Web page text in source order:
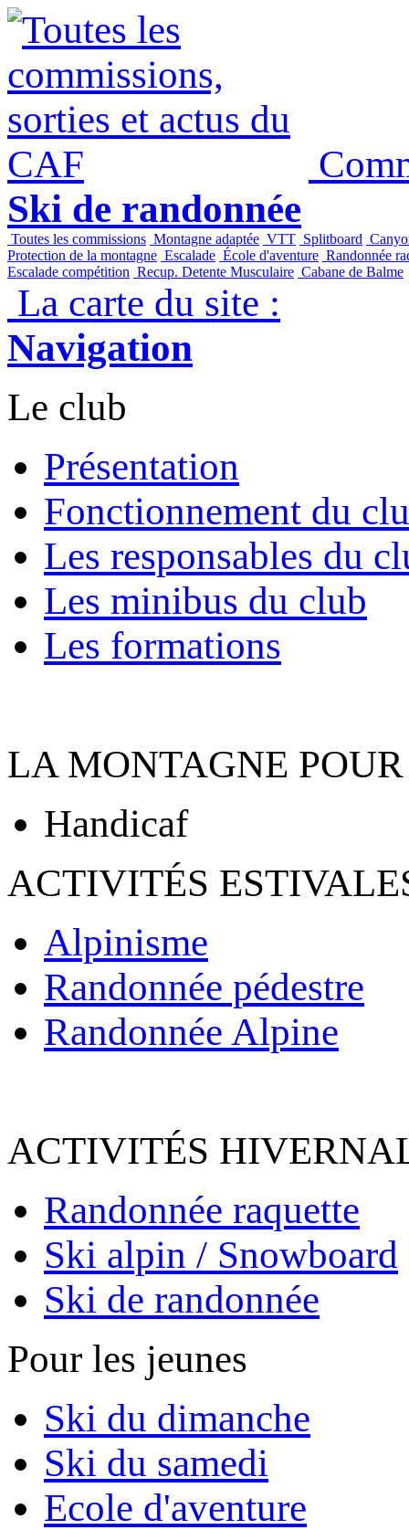
Ski de randonnée
Toutes les commissions Montagne adaptée VTT Splitboard
Protection de la montagne Escalade École d'aventure Randonnée
Escalade compétition Recup. Detente Musculaire Cabane de Balme
La carte du site :
Navigation
Le club
Présentation
Fonctionnement du
Les responsables du
Les minibus du club
Les formations
LA MONTAGNE
Handicaf
ACTIVITÉS
Alpinisme
Randonnée pédestre
Randonnée Alpine
ACTIVITÉS
Randonnée raquette
Ski alpin / Snowboard
Ski de randonnée
Pour les jeunes
Ski du dimanche
Ski du samedi
Ecole d'aventure
Panneau de gestion des cookies